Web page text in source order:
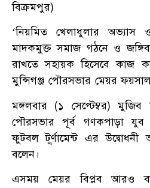
বিক্রমপুর)
‘নিয়মিত খেলাধুলার অভ্যাস
মাদকমুক্ত সমাজ গঠনে ও
রাখতে সহায়ক হিসেবে কাজ
মুন্সিগঞ্জ পৌরসভার মেয়র ফয়সাল
মঙ্গলবার (১ সেপ্টেম্বর) মুজিব
পৌরসভার পূর্ব গণকপাড়া
ফুটবল টূ্র্ণামেন্ট এর উদ্বোধনী
বলেন।
এসময় মেয়র বিপ্লব আরও